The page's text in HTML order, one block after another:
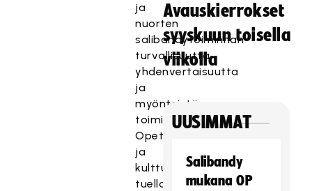
ja
nuorten
salibandytoiminnan
turvallisuutta,
yhdenvertaisuutta
ja
myönteistä
toimintakulttuuria
Opetus-
ja
kulttuuriministeriön
tuella.
Avauskierrokset
syyskuun toisella
viikolla
UUSIMMAT
Salibandy
mukana OP